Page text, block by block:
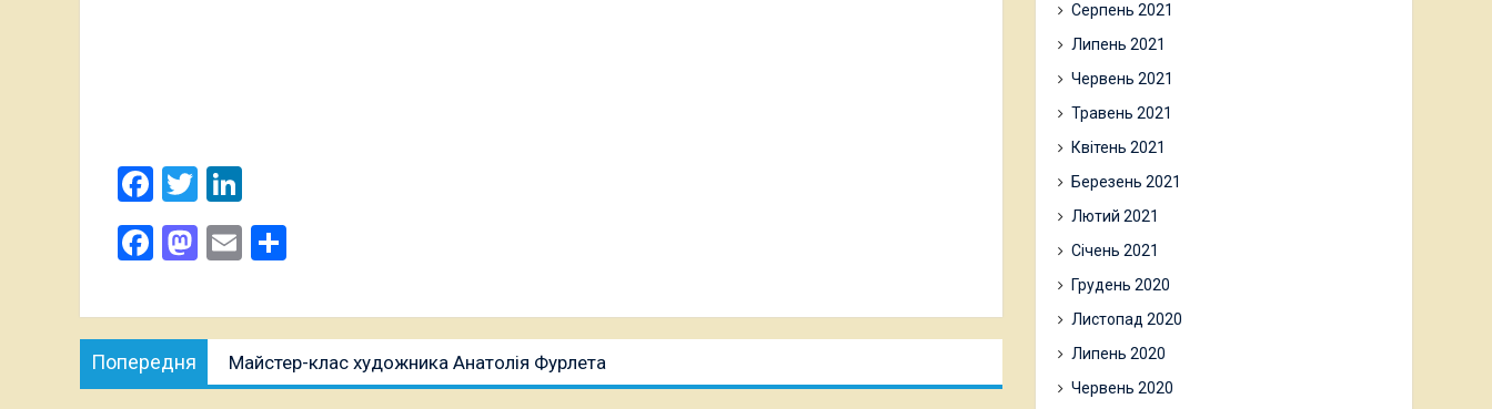
Facebook
Twitter
Facebook
Mastodon
Email
Навігація
записів
Попередня
публікація:
Майстер-клас художника Анатолія Фурлета
Серпень 2021
Липень 2021
Червень 2021
Травень 2021
Квітень 2021
Березень 2021
Лютий 2021
Січень 2021
Грудень 2020
Листопад 2020
Липень 2020
Червень 2020